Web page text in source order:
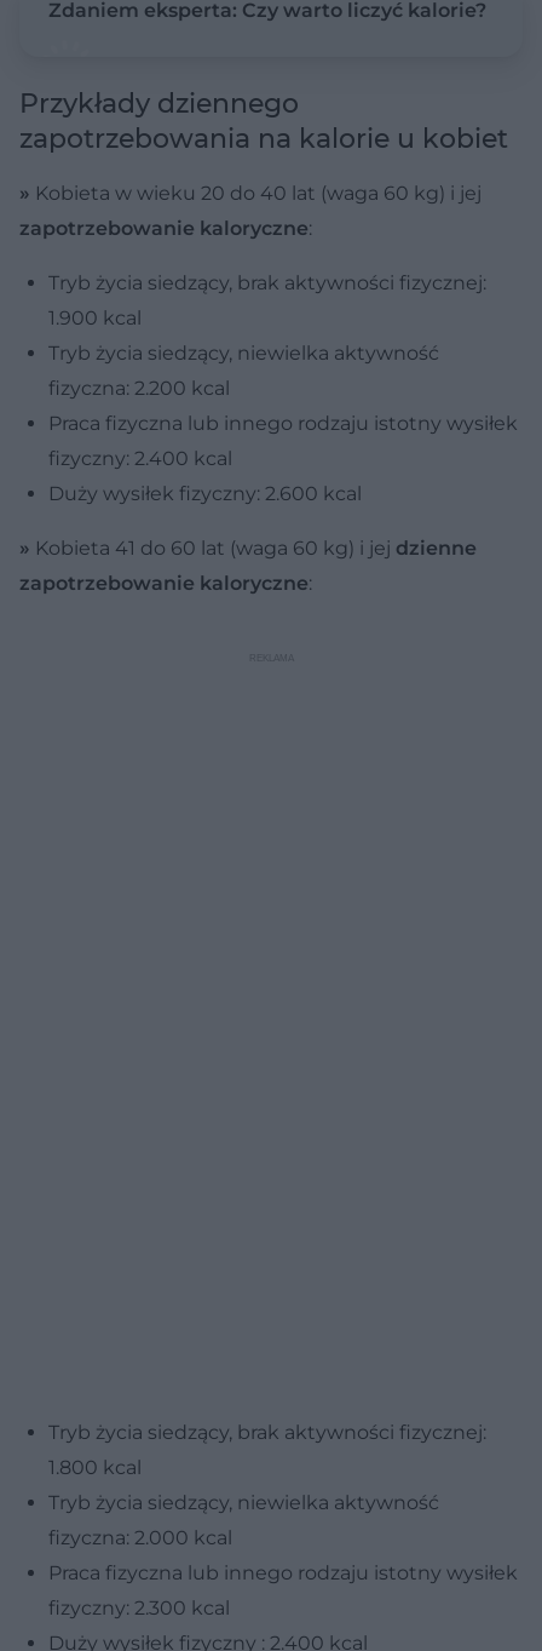
Zdaniem eksperta: Czy warto liczyć kalorie?
Przykłady dziennego
zapotrzebowania na kalorie u kobiet
» Kobieta w wieku 20 do 40 lat (waga 60 kg) i jej
zapotrzebowanie kaloryczne:
Tryb życia siedzący, brak aktywności fizycznej:
1.900 kcal
Tryb życia siedzący, niewielka aktywność
fizyczna: 2.200 kcal
Praca fizyczna lub innego rodzaju istotny wysiłek
fizyczny: 2.400 kcal
Duży wysiłek fizyczny: 2.600 kcal
» Kobieta 41 do 60 lat (waga 60 kg) i jej dzienne
zapotrzebowanie kaloryczne:
Tryb życia siedzący, brak aktywności fizycznej:
1.800 kcal
Tryb życia siedzący, niewielka aktywność
fizyczna: 2.000 kcal
Praca fizyczna lub innego rodzaju istotny wysiłek
fizyczny: 2.300 kcal
Duży wysiłek fizyczny : 2.400 kcal